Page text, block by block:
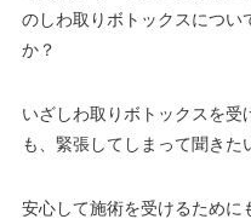
のしわ取りボトックスについ
か？
いざしわ取りボトックスを受
も、緊張してしまって聞きた
安心して施術を受けるために